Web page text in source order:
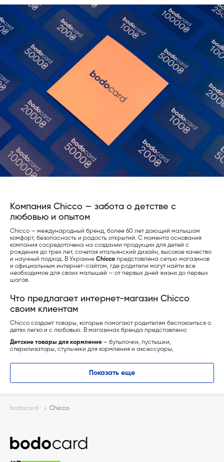
Компания Chicco — забота о детстве с
любовью и опытом
Chicco — международный бренд, более 60 лет дающий малышам
комфорт, безопасность и радость открытий. С момента основания
компания сосредоточена на создании продукции для детей с
рождения до трех лет, сочетая итальянский дизайн, высокое качество
и научный подход. В Украине Chicco представлена ​​сетью магазинов
и официальным интернет-сайтом, где родители могут найти все
необходимое для своих малышей — от первых дней жизни до первых
шагов.
Что предлагает интернет-магазин Chicco
своим клиентам
Chicco создает товары, которые помогают родителям беспокоиться о
детях легко и с любовью. В магазинах бренда представлено:
Детские товары для кормления — бутылочки, пустышки,
стерилизаторы, стульчики для кормления и аксессуары,
моторику, внимание и фантазию ребенка на каждом этапе роста.
ежедневной заботы о нежной детской коже.
Показать еще
bodocard Chicco